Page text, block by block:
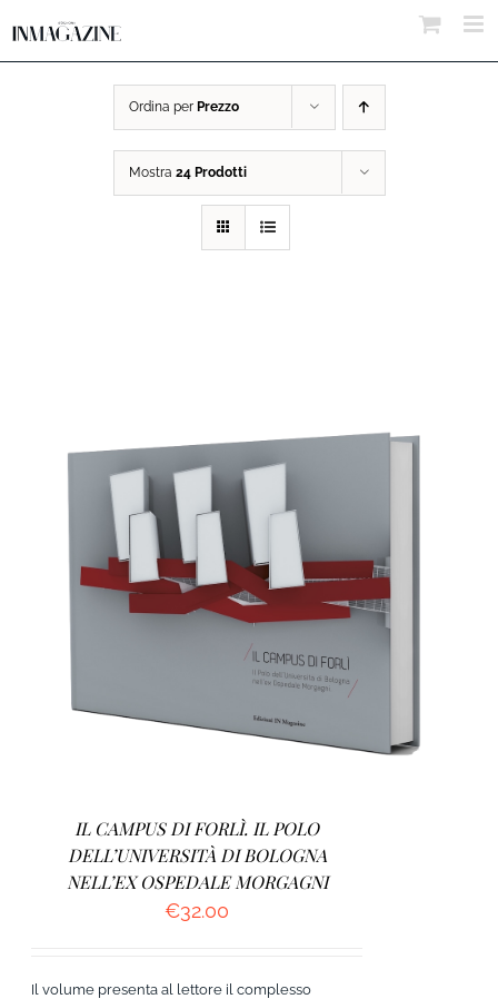
Ordina per Prezzo
Mostra 24 Prodotti
AGGIUNGI AL CARRELLO /
IL CAMPUS DI FORLÌ. IL POLO
DELL’UNIVERSITÀ DI BOLOGNA
NELL’EX OSPEDALE MORGAGNI
€32.00
Il volume presenta al lettore il complesso